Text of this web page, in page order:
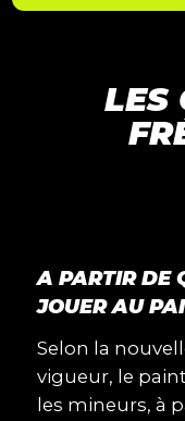
LES
A PARTIR DE
JOUER AU
Selon la
vigueur, le
les mineurs, à